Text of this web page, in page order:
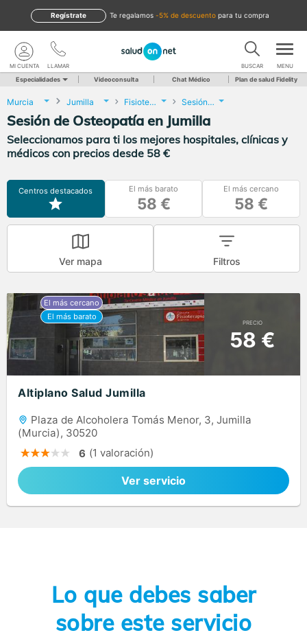
te regalamos -5% de descuento para tu compra
Regístrate
LLAMAR
MI CUENTA BUSCAR MENU
Especialidades Videoconsulta Chat Médico Plan de salud Fidelity
Murcia Jumilla Fisioterapia Sesión de Osteopatía
Sesión de Osteopatía en Jumilla
Seleccionamos para ti los mejores hospitales, clínicas y
médicos con precios desde 58 €
Centros destacados El más barato
58 €
El más cercano
58 €
Ver mapa Filtros
PRECIO
58 €
Altiplano Salud Jumilla
Plaza de Alcoholera Tomás Menor, 3, Jumilla
(Murcia), 30520
6 (1 valoración)
Ver servicio
Lo que debes saber
sobre este servicio